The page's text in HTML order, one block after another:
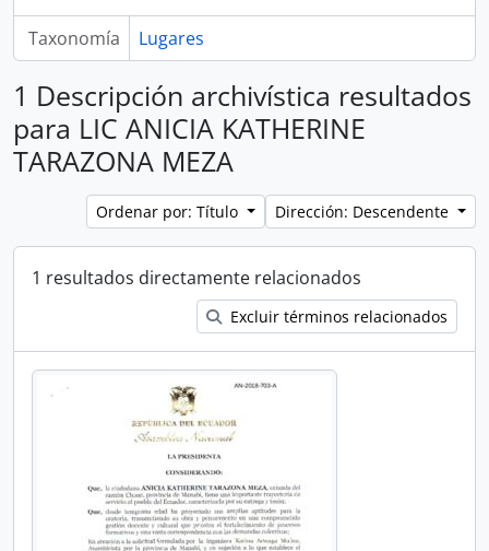
Taxonomía Lugares
1 Descripción archivística resultados
para LIC ANICIA KATHERINE
TARAZONA MEZA
Ordenar por: Título Dirección: Descendente
1 resultados directamente relacionados
Excluir términos relacionados